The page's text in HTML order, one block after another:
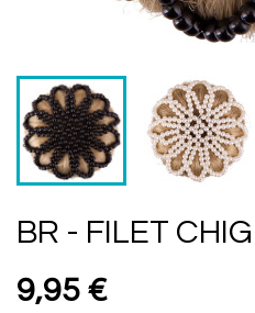
BR - FILET
9,95 €